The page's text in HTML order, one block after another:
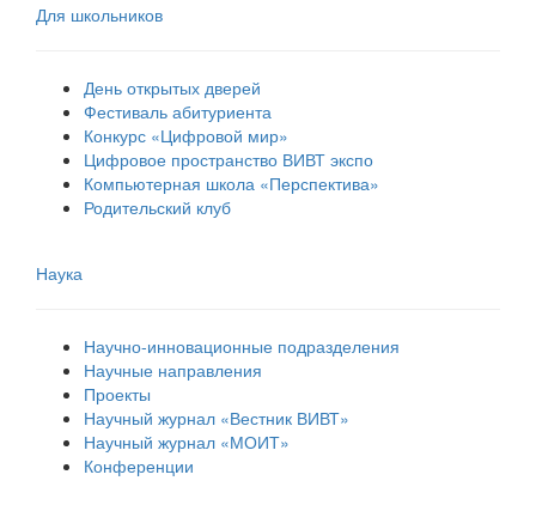
Для школьников
День открытых дверей
Фестиваль абитуриента
Конкурс «Цифровой мир»
Цифровое пространство ВИВТ экспо
Компьютерная школа «Перспектива»
Родительский клуб
Наука
Научно-инновационные подразделения
Научные направления
Проекты
Научный журнал «Вестник ВИВТ»
Научный журнал «МОИТ»
Конференции